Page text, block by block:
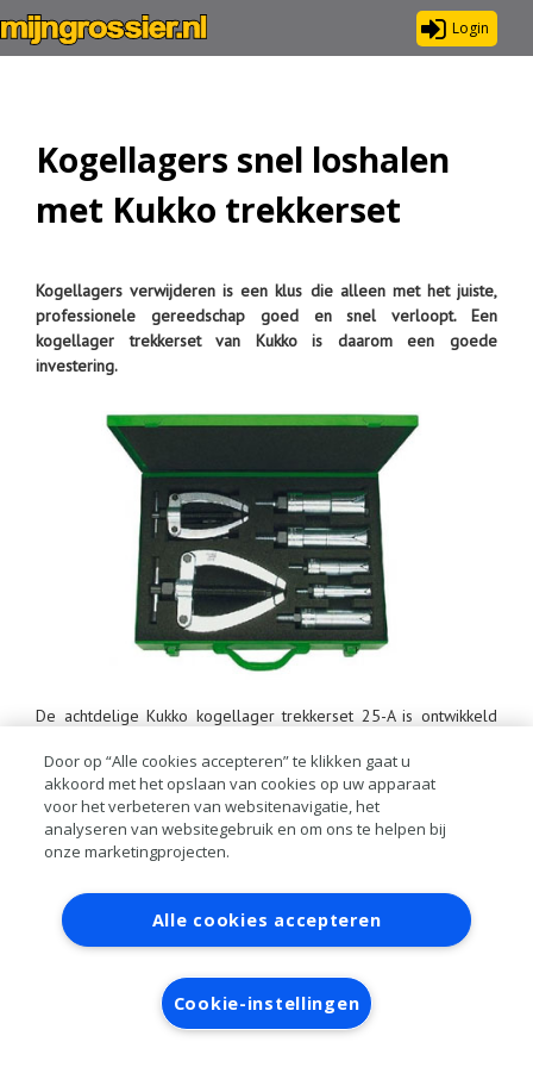
Login
Kogellagers snel loshalen
met Kukko trekkerset
Kogellagers verwijderen is een klus die alleen met het juiste,
professionele gereedschap goed en snel verloopt. Een
kogellager trekkerset van Kukko is daarom een goede
investering.
De achtdelige Kukko kogellager trekkerset 25-A is ontwikkeld
armige verwijderaars en zes binnentrekkers (12-16 mm, 14-19
mm, 18-23 mm, 20-30 mm, 28-40 mm en 35-46 mm). De
robuuste set wordt geleverd in een stevige koffer (Art. 25-A).
Kukko levert ook een tiendelige set voor diameters van 12 t/m
70 mm (Art. 25-B).
Contact Account aanvragen
Inloggen
RAI bestanden
Privacy
Algemene
voorwaarden
Verwerkersovereenkomst
Door op “Alle cookies accepteren” te klikken gaat u
akkoord met het opslaan van cookies op uw apparaat
voor het verbeteren van websitenavigatie, het
analyseren van websitegebruik en om ons te helpen bij
onze marketingprojecten.
Alle cookies accepteren
Cookie-instellingen